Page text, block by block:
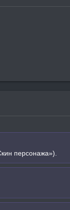
персонажа»).